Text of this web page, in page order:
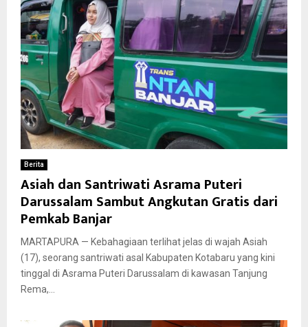
Berita
Asiah dan Santriwati Asrama Puteri
Darussalam Sambut Angkutan Gratis dari
Pemkab Banjar
MARTAPURA — Kebahagiaan terlihat jelas di wajah Asiah
(17), seorang santriwati asal Kabupaten Kotabaru yang kini
tinggal di Asrama Puteri Darussalam di kawasan Tanjung
Rema,...